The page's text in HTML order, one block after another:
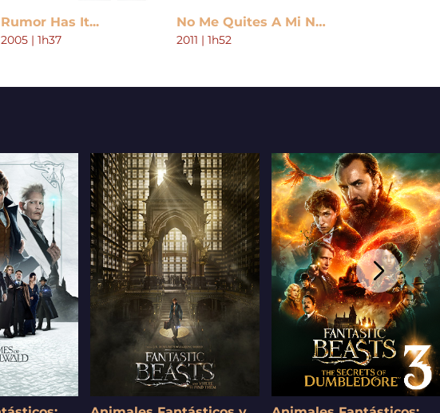
Rumor Has It...
2005 | 1h37
No Me Quites A Mi Novio
2011 | 1h52